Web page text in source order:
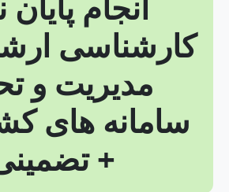
کارشناسی
مدیریت و
سامانه های
+